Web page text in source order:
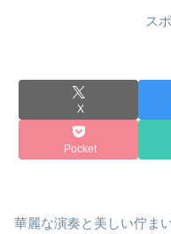
ス
X
Pocket
華麗な演奏と美しい佇ま